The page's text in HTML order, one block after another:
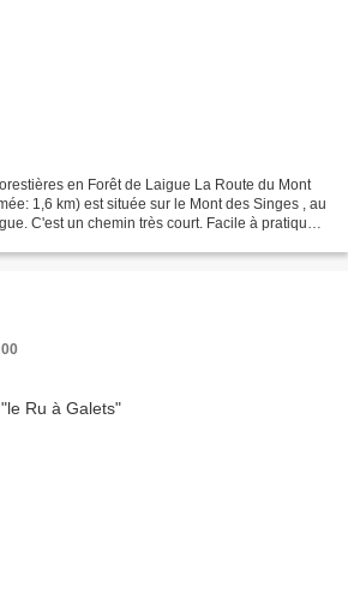
en Forêt de Laigue La Route du Mont
1,6 km) est située sur le Mont des Singes , au
C'est un chemin très court. Facile à pratiquer